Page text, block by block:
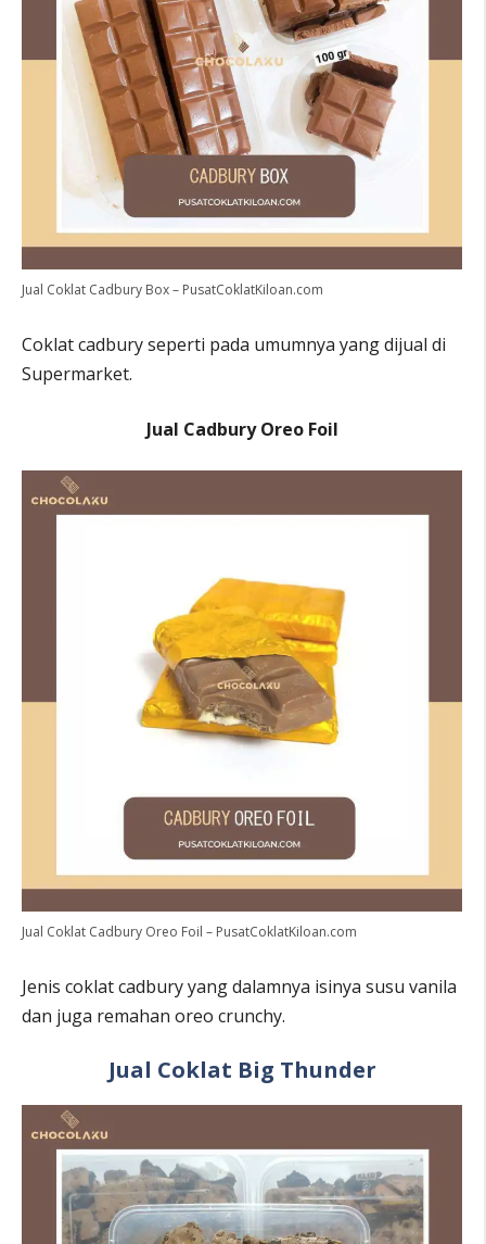
Jual Coklat Cadbury Box – PusatCoklatKiloan.com
Coklat cadbury seperti pada umumnya yang dijual di
Supermarket.
Jual Cadbury Oreo Foil
Jual Coklat Cadbury Oreo Foil – PusatCoklatKiloan.com
Jenis coklat cadbury yang dalamnya isinya susu vanila
dan juga remahan oreo crunchy.
Jual Coklat Big Thunder